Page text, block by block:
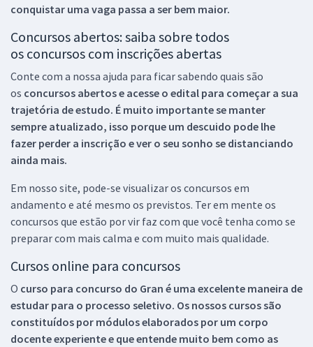
conquistar uma vaga passa a ser bem maior.
Concursos abertos: saiba sobre todos
os concursos com inscrições abertas
Conte com a nossa ajuda para ficar sabendo quais são
os concursos abertos e acesse o edital para começar a sua
trajetória de estudo. É muito importante se manter
sempre atualizado, isso porque um descuido pode lhe
fazer perder a inscrição e ver o seu sonho se distanciando
ainda mais.
Em nosso site, pode-se visualizar os concursos em
andamento e até mesmo os previstos. Ter em mente os
concursos que estão por vir faz com que você tenha como se
preparar com mais calma e com muito mais qualidade.
Cursos online para concursos
O curso para concurso do Gran é uma excelente maneira de
estudar para o processo seletivo. Os nossos cursos são
constituídos por módulos elaborados por um corpo
docente experiente e que entende muito bem como as